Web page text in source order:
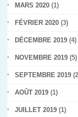
MARS 2020 (1)
FÉVRIER 2020 (3)
DÉCEMBRE 2019 (4)
NOVEMBRE 2019 (5)
SEPTEMBRE 2019
AOÛT 2019 (1)
JUILLET 2019 (1)